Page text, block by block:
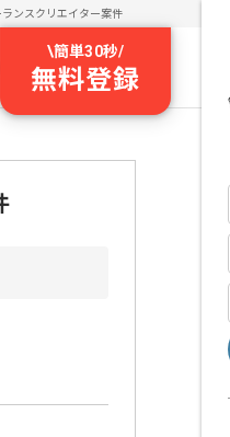
ランスクリエイター案件
\簡単30秒/
無料登録